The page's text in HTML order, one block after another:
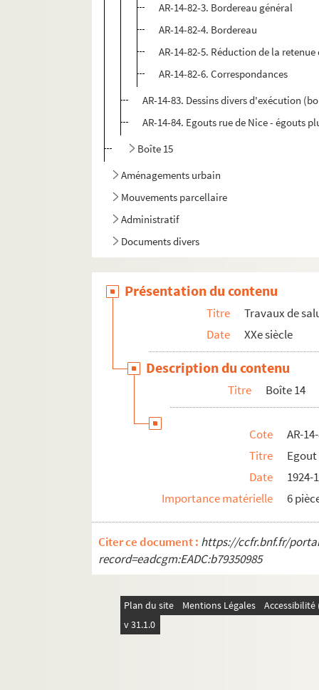
AR-14-82-3. Bordereau général
AR-14-82-4. Bordereau
AR-14-82-5. Réduction de la
AR-14-82-6. Correspondances
AR-14-83. Dessins divers d'exécution
AR-14-84. Egouts rue de Nice - égouts
Boîte 15
Aménagements urbain
Mouvements parcellaire
Administratif
Documents divers
Présentation du contenu
Titre
Travaux de
Date
XXe siècle
Description du contenu
Titre Boîte 14
Cote
AR-
Titre
Egout
Date
1924-
Importance matérielle
6
Citer ce document : https://ccfr.bnf.fr/
record=eadcgm:EADC:b79350985
Plan du site Mentions Légales
v 31.1.0